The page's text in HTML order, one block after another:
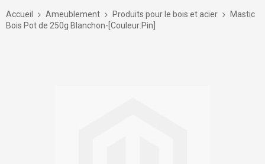
contenu
Accueil Ameublement Produits pour le bois et acier
Mastic
Bois Pot de 250g Blanchon-[Couleur:Pin]